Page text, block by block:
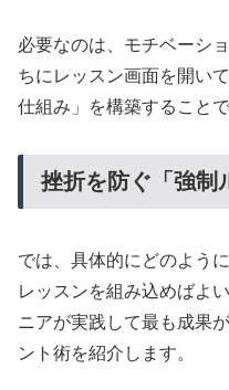
必要なのは、モチベーシ
ちにレッスン画面を開い
仕組み」を構築することで
挫折を防ぐ「強制
では、具体的にどのよう
レッスンを組み込めばよ
ニアが実践して最も成果
ント術を紹介します。